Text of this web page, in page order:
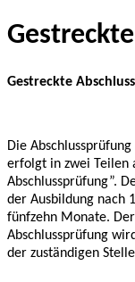
Gestreckte
Die
erfolgt in zwei Teilen
Abschlussprüfung”.
der Ausbildung nach
fünfzehn Monate.
Abschlussprüfung
der zuständigen